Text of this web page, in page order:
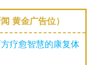
黄金广告位）
疗愈智慧的康复体